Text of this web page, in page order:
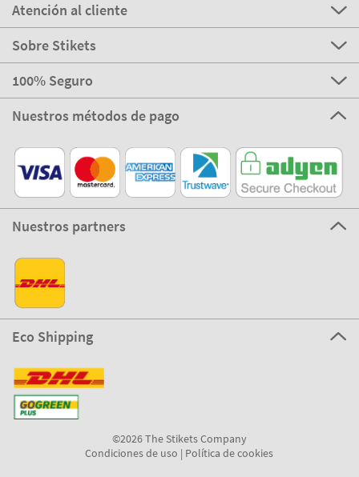
Atención al cliente
Sobre Stikets
100% Seguro
Nuestros métodos de pago
Nuestros partners
Eco Shipping
©2026 The Stikets Company
Condiciones de uso | Política de cookies